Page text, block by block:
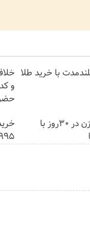
با خرید طلا
و
7کیلو کاهش وزن در 30روز با
۹۹۵ | ضد جعل و پلمپ